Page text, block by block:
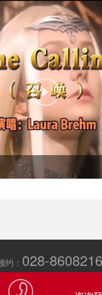
约： 028-
询机构 20170909～～～
号-3 技术支持： 成都元